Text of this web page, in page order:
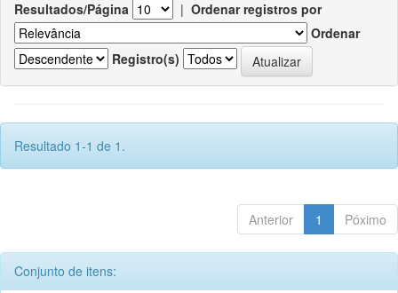
Resultados/Página | Ordenar registros por
Ordenar
Registro(s)
Resultado 1-1 de 1.
Anterior 1 Póximo
Conjunto de itens: